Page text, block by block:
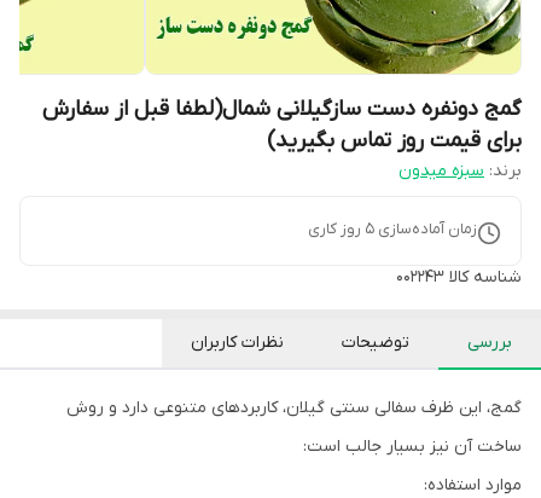
گمج دونفره دست سازگیلانی شمال(لطفا قبل از سفارش
برای قیمت روز تماس بگیرید)
برند: سبزه میدون
زمان آماده‌سازی 5 روز کاری
شناسه کالا 002243
بررسی توضیحات نظرات کاربران
گمج، این ظرف سفالی سنتی گیلان، کاربردهای متنوعی دارد و روش
ساخت آن نیز بسیار جالب است:
موارد استفاده: